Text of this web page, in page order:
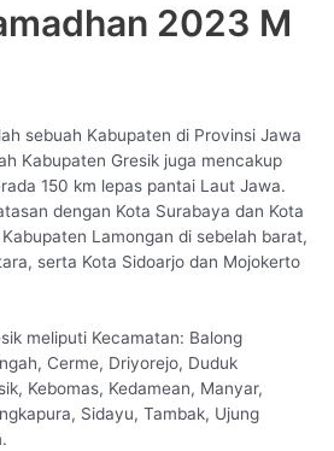
2023 M
sebuah Kabupaten di Provinsi Jawa
Kabupaten Gresik juga mencakup
150 km lepas pantai Laut Jawa.
dengan Kota Surabaya dan Kota
Lamongan di sebelah barat,
serta Kota Sidoarjo dan Mojokerto
meliputi Kecamatan: Balong
Cerme, Driyorejo, Duduk
Kebomas, Kedamean, Manyar,
Sidayu, Tambak, Ujung